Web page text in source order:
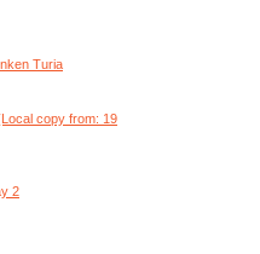
Turia
copy from: 19
2